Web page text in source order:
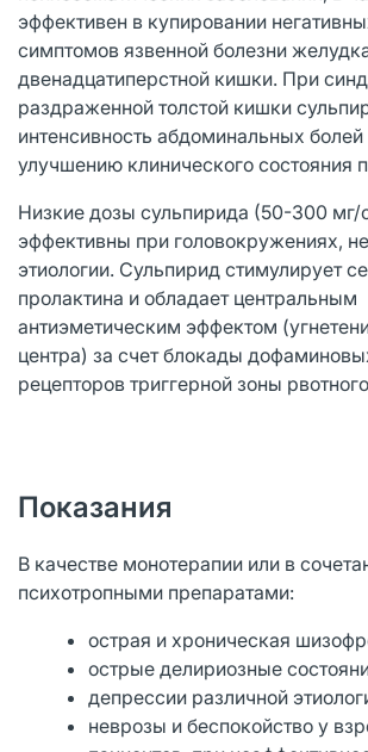
эффективен в купировании
симптомов язвенной болезни
двенадцатиперстной кишки. При
раздраженной толстой кишки
интенсивность абдоминальных болей
улучшению клинического состояния
Низкие дозы сульпирида (50-300 мг/
эффективны при головокружениях,
этиологии. Сульпирид стимулирует
пролактина и обладает центральным
антиэметическим эффектом
центра) за счет блокады
рецепторов триггерной зоны
Показания
В качестве монотерапии или в
психотропными препаратами:
острая и хроническая
острые делириозные
депрессии различной
неврозы и беспокойство у